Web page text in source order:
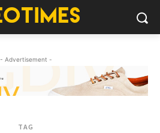
- Advertisement -
TAG